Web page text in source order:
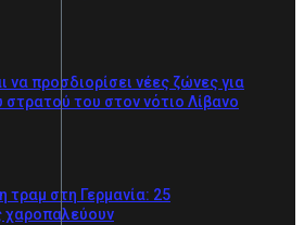
να προσδιορίσει νέες ζώνες για
του στον νότιο Λίβανο
τραμ στη Γερμανία: 25
χαροπαλεύουν